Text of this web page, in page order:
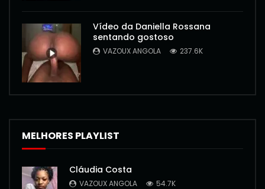
Vídeo da Daniella Rossana
sentando gostoso
VAZOUX ANGOLA 237.6K
MELHORES PLAYLIST
Cláudia Costa
VAZOUX ANGOLA 54.7K